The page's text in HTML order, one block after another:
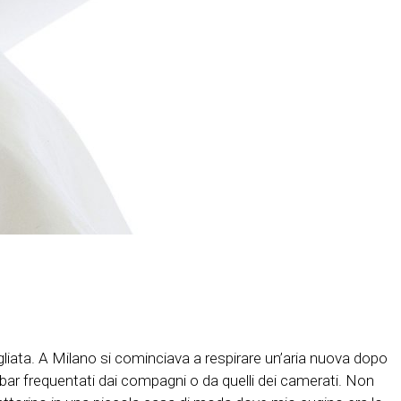
A Milano si cominciava a respirare un’aria nuova dopo
frequentati dai compagni o da quelli dei camerati. Non